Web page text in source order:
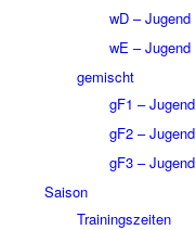
wD – Jugend
wE – Jugend
gemischt
gF1 – Jugend
gF2 – Jugend
gF3 – Jugend
Saison
Trainingszeiten